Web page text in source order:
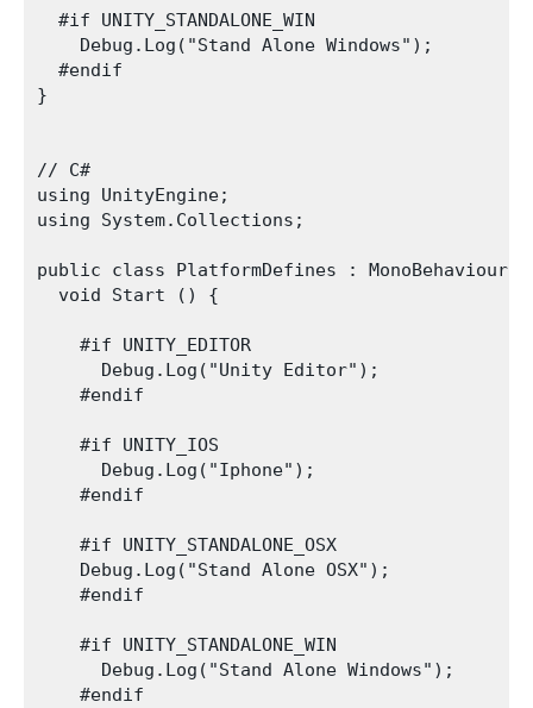
  #if UNITY_STANDALONE_WIN
    Debug.Log("Stand Alone Windows");
  #endif
}
// C#
using UnityEngine;
using System.Collections;
public class PlatformDefines : MonoBehaviour {
  void Start () {
    #if UNITY_EDITOR
      Debug.Log("Unity Editor");
    #endif
    #if UNITY_IOS
      Debug.Log("Iphone");
    #endif
    #if UNITY_STANDALONE_OSX
    Debug.Log("Stand Alone OSX");
    #endif
    #if UNITY_STANDALONE_WIN
      Debug.Log("Stand Alone Windows");
    #endif